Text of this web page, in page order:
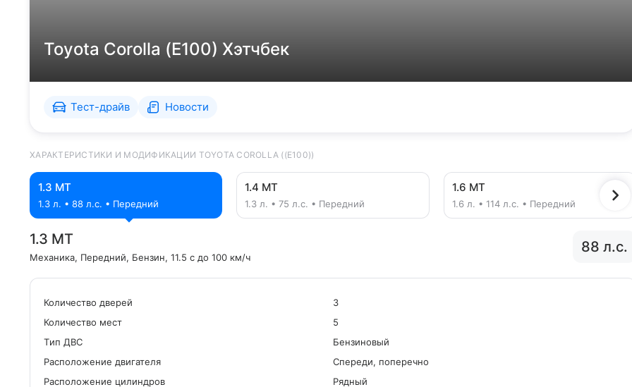
Toyota Corolla (E100) Хэтчбек
Тест-драйв Новости
ХАРАКТЕРИСТИКИ И МОДИФИКАЦИИ TOYOTA COROLLA ((E100))
1.3 MT
1.3 л. • 88 л.с. • Передний
1.4 MT
1.3 л. • 75 л.с. • Передний
1.6 MT
1.6 л. • 114 л.с. • Передний
1.3 MT
Механика, Передний, Бензин, 11.5 с до 100 км/ч
88 л.с.
Количество дверей
3
Количество мест
5
Tип ДВС
Бензиновый
Расположение двигателя
Спереди, поперечно
Расположение цилиндров
Рядный